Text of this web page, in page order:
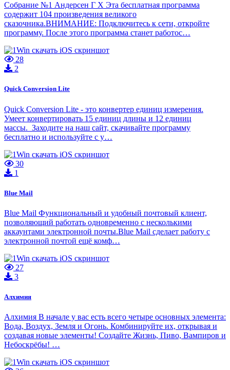
Собрание №1 Андерсен Г Х Эта бесплатная программа
содержит 104 произведения великого
сказочника.ВНИМАНИЕ: Подключитесь к сети, откройте
программу. После этого программа станет работос…
28
2
Quick Conversion Lite
Quick Conversion Lite - это конвертер единиц измерения.
Умеет конвертировать 15 единиц длины и 12 единиц
массы. Заходите на наш сайт, скачивайте программу
бесплатно и используйте с у…
30
1
Blue Mail
Blue Mail Функциональный и удобный почтовый клиент,
позволяющий работать одновременно с несколькими
аккаунтами электронной почты.Blue Mail сделает работу с
электронной почтой ещё комф…
27
3
Алхимия
Алхимия В начале у вас есть всего четыре основных элемента:
Вода, Воздух, Земля и Огонь. Комбинируйте их, открывая и
создавая новые элементы! Создайте Жизнь, Пиво, Вампиров и
Небоскрёбы! …